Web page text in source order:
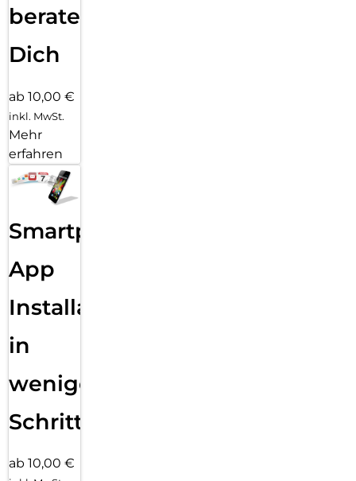
beraten
Dich
ab 10,00 €
inkl. MwSt.
Mehr
erfahren
Smartphone
App
Installation
in
wenigen
Schritten
ab 10,00 €